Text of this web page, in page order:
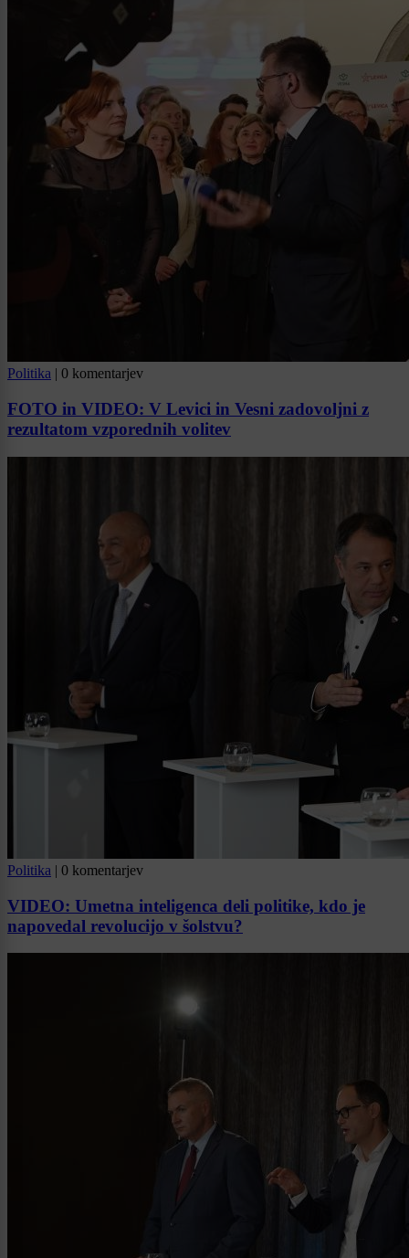
Politika | 0 komentarjev
FOTO in VIDEO: V Levici in Vesni zadovoljni z
rezultatom vzporednih volitev
Politika | 0 komentarjev
VIDEO: Umetna inteligenca deli politike, kdo je
napovedal revolucijo v šolstvu?